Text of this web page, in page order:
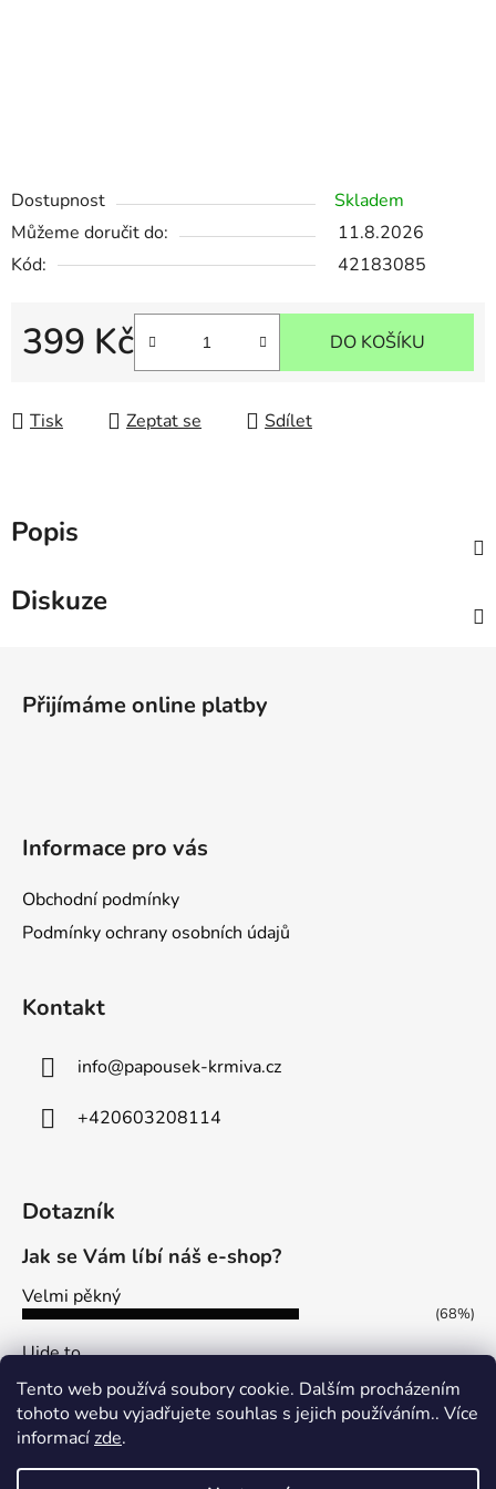
Tento web používá soubory cookie. Dalším procházením
tohoto webu vyjadřujete souhlas s jejich používáním.. Více
informacízde.
Dostupnost
Skladem
Můžeme doručit do:
11.8.2026
Kód:
42183085
399 Kč DO KOŠÍKU
Tisk Zeptat se Sdílet
Popis
Diskuze
Přijímáme online platby
Informace pro vás
Obchodní podmínky
Podmínky ochrany osobních údajů
Kontakt
info@papousek-krmiva.cz
+420603208114
Dotazník
Jak se Vám líbí náš e-shop?
Velmi pěkný
(68%)
Ujde to
Nelíbí se mi
Počet hlasů:113